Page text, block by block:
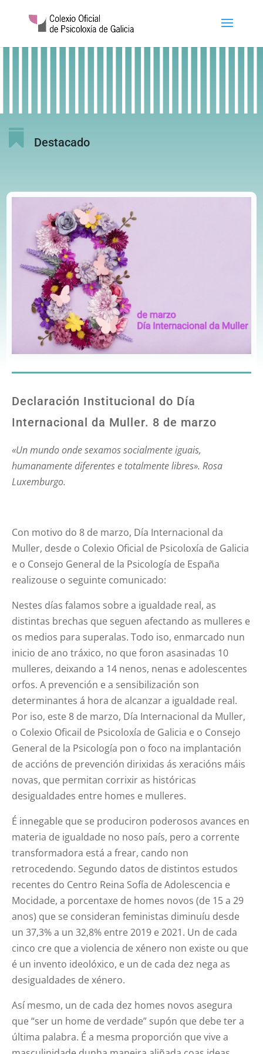
 Destacado
Declaración Institucional do Día
Internacional da Muller. 8 de marzo
«Un mundo onde sexamos socialmente iguais,
humanamente diferentes e totalmente libres». Rosa
Luxemburgo.
Con motivo do 8 de marzo, Día Internacional da
Muller, desde o Colexio Oficial de Psicoloxía de Galicia
e o Consejo General de la Psicología de España
realizouse o seguinte comunicado:
Nestes días falamos sobre a igualdade real, as
distintas brechas que seguen afectando as mulleres e
os medios para superalas. Todo iso, enmarcado nun
inicio de ano tráxico, no que foron asasinadas 10
mulleres, deixando a 14 nenos, nenas e adolescentes
orfos. A prevención e a sensibilización son
determinantes á hora de alcanzar a igualdade real.
Por iso, este 8 de marzo, Día Internacional da Muller,
o Colexio Oficail de Psicoloxía de Galicia e o Consejo
General de la Psicología pon o foco na implantación
de accións de prevención dirixidas ás xeracións máis
novas, que permitan corrixir as históricas
desigualdades entre homes e mulleres.
É innegable que se produciron poderosos avances en
materia de igualdade no noso país, pero a corrente
transformadora está a frear, cando non
retrocedendo. Segundo datos de distintos estudos
recentes do Centro Reina Sofía de Adolescencia e
Mocidade, a porcentaxe de homes novos (de 15 a 29
anos) que se consideran feministas diminuíu desde
un 37,3% a un 32,8% entre 2019 e 2021. Un de cada
cinco cre que a violencia de xénero non existe ou que
é un invento ideolóxico, e un de cada dez nega as
desigualdades de xénero.
Así mesmo, un de cada dez homes novos asegura
que “ser un home de verdade” supón que debe ter a
última palabra. É a mesma proporción que vive a